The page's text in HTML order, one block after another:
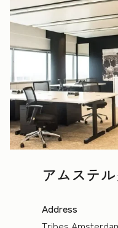
アムステ
Address